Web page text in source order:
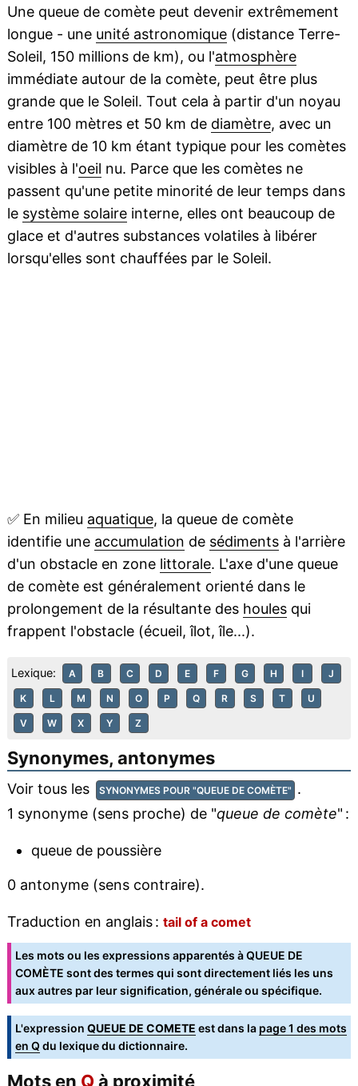
Une queue de comète peut devenir extrêmement
longue - une unité astronomique(distance Terre-
Soleil, 150 millions de km), ou l'atmosphère
immédiate autour de la comète, peut être plus
grande que le Soleil. Tout cela à partir d'un noyau
entre 100 mètres et 50 km de diamètre, avec un
diamètre de 10 km étant typique pour les comètes
visibles à l'oeil nu. Parce que les comètes ne
passent qu'une petite minorité de leur temps dans
le système solaireinterne, elles ont beaucoup de
glace et d'autres substances volatiles à libérer
lorsqu'elles sont chauffées par le Soleil.
✅En milieu aquatique, la queue de comète
identifie une accumulation de sédimentsà l'arrière
d'un obstacle en zone littorale. L'axe d'une queue
de comète est généralement orienté dans le
prolongement de la résultante des houlesqui
frappent l'obstacle (écueil, îlot, île...).
Lexique: A B C D E F G H I J
K L M N O P Q R S T U
V W X Y Z
Synonymes, antonymes
Voir tous les SYNONYMES POUR "QUEUE DE COMÈTE" .
1 synonyme (sens proche) de "queue de comète" :
queue de poussière
0 antonyme (sens contraire).
Traduction en anglais : tail of a comet
Les mots ou les expressions apparentés à QUEUE DE
COMÈTE sont des termes qui sont directement liés les uns
aux autres par leur signification, générale ou spécifique.
L'expression QUEUE DE COMETE est dans la page 1 des mots
en Q du lexique du dictionnaire.
Mots en Q à proximité